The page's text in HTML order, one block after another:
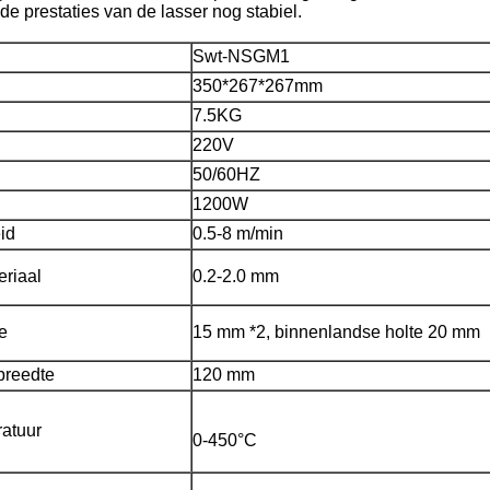
prestaties van de lasser nog stabiel.
Swt-NSGM1
350*267*267mm
7.5KG
220V
50/60HZ
1200W
0.5-8 m/min
0.2-2.0 mm
15 mm *2, binnenlandse holte 20 mm
120 mm
0-450°C